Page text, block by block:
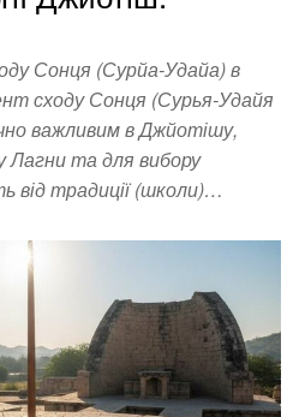
Сонця (Сурйа-Удайа) в
сходу Сонця (Сурья-Удайя
важливим в Джйотішу,
Лагни та для вибору
від традиції (школи)…